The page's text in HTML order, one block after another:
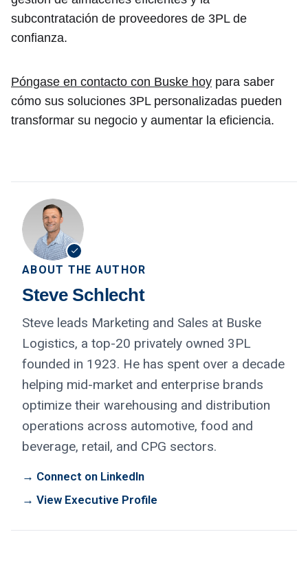
subcontratación de proveedores de 3PL de
confianza.
Póngase en contacto con Buske hoy para saber
cómo sus soluciones 3PL personalizadas pueden
transformar su negocio y aumentar la eficiencia.
ABOUT THE AUTHOR
Steve Schlecht
Steve leads Marketing and Sales at Buske
Logistics, a top-20 privately owned 3PL
founded in 1923. He has spent over a decade
helping mid-market and enterprise brands
optimize their warehousing and distribution
operations across automotive, food and
beverage, retail, and CPG sectors.
→ Connect on LinkedIn
→ View Executive Profile